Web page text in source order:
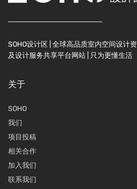
SOHO设计区 | 全球高品质室内空间设计资
及设计服务共享平台网站 | 只为更懂生活
关于
SOHO
我们
项目投稿
相关合作
加入我们
联系我们